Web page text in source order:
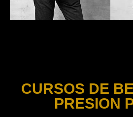
CURSOS DE
PRESION